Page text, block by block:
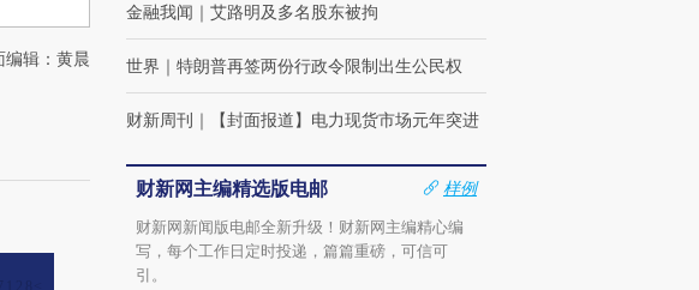
辑：黄晨
金融我闻 ｜ 艾路明及多名股东被拘
世界 ｜ 特朗普再签两份行政令限制出生公民权
财新周刊 ｜ 【封面报道】电力现货市场元年突进
财新网主编精选版电邮
样例
财新网新闻版电邮全新升级！财新网主编精心编
写，每个工作日定时投递，篇篇重磅，可信可
引。